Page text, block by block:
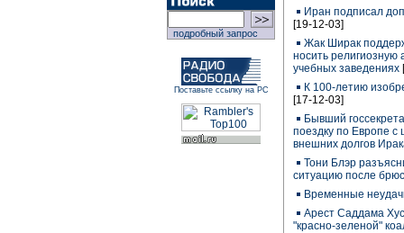
подробный запрос
Поставьте ссылку на РС
Иран подписал
[19-12-03]
Жак Ширак
носить религиозную
учебных заведениях
К 100-летию
[17-12-03]
Бывший
поездку по Европе с
внешних долгов
Тони Блэр
ситуацию после
Временные
Арест Саддама
"красно-зеленой"